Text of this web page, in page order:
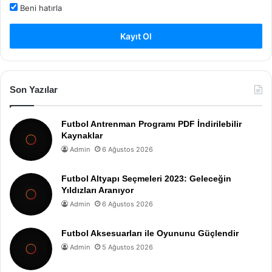
Beni hatırla
Kayıt Ol
Son Yazılar
Futbol Antrenman Programı PDF İndirilebilir
Kaynaklar
Admin 6 Ağustos 2026
Futbol Altyapı Seçmeleri 2023: Geleceğin
Yıldızları Aranıyor
Admin 6 Ağustos 2026
Futbol Aksesuarları ile Oyununu Güçlendir
Admin 5 Ağustos 2026